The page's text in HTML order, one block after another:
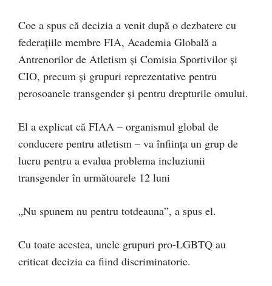
Coe a spus că decizia a venit după o dezbatere cu
federațiile membre FIA, Academia Globală a
Antrenorilor de Atletism și Comisia Sportivilor și
CIO, precum și grupuri reprezentative pentru
perosoanele transgender și pentru drepturile omului.
El a explicat că FIAA – organismul global de
conducere pentru atletism – va înființa un grup de
lucru pentru a evalua problema incluziunii
transgender în următoarele 12 luni
„Nu spunem nu pentru totdeauna”, a spus el.
Cu toate acestea, unele grupuri pro-LGBTQ au
criticat decizia ca fiind discriminatorie.